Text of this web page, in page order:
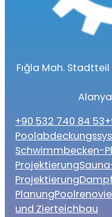
Fığla Mah.
+90 532 740 84 53
Schwimmbecken-
Projektierung
Projektierung
Planung
und Zierteichbau